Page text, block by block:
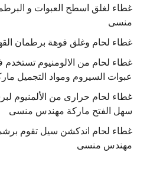
غطاء لغلق اسطح العبوات و
منسى
غطاء لحام وغلق فوهة برطمان
غطاء لحام من الالومنيوم
عبوات السيروم ومواد التجميل
غطاء لحام حرارى من الألمنيوم
سهل الفتح ماركة مهندس منسى
غطاء لحام اندكشن سيل تقوم
مهندس منسى